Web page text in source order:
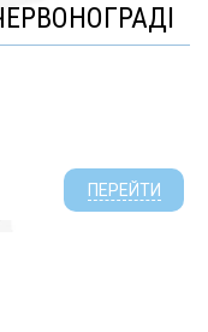
ПЕРЕЙТИ